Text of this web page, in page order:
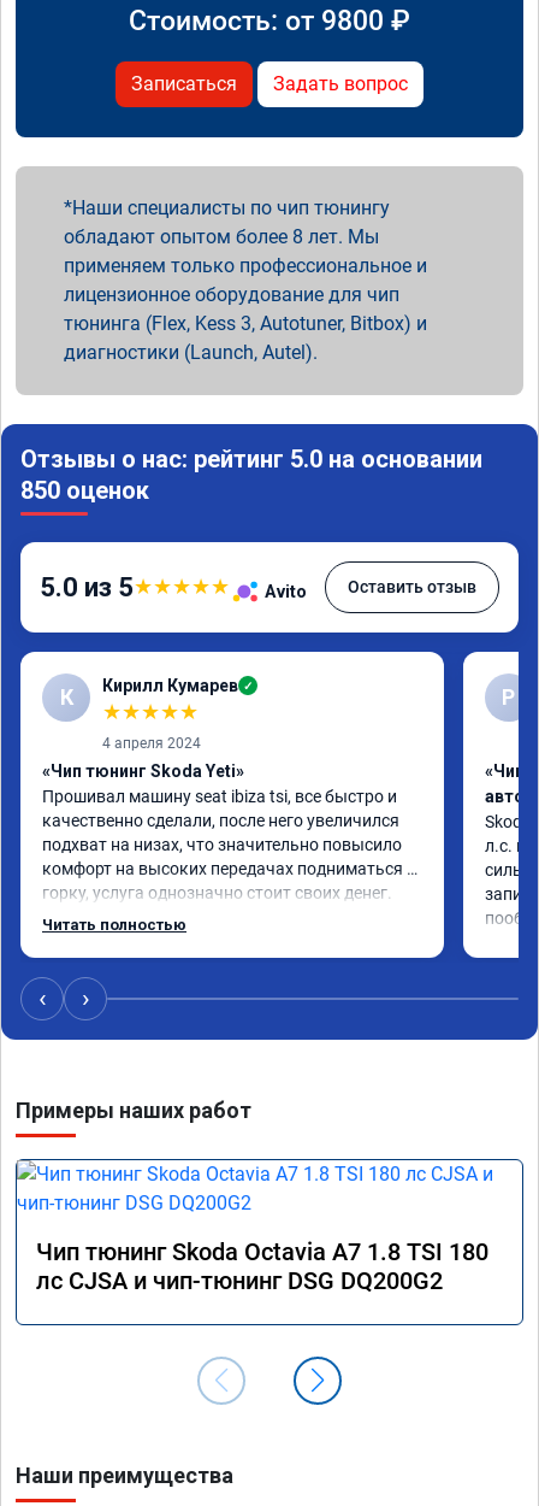
Стоимость: от 9800 ₽
Записаться Задать вопрос
Наши специалисты по чип тюнингу
обладают опытом более 8 лет. Мы
применяем только профессиональное и
лицензионное оборудование для чип
тюнинга (Flex, Kess 3, Autotuner, Bitbox) и
диагностики (Launch, Autel).
Отзывы о нас: рейтинг 5.0 на основании
850 оценок
5.0 из 5★★★★★ Avito Оставить отзыв
К Кирилл Кумарев ✓
★★★★★
4 апреля 2024
«Чип тюнинг Skoda Yeti»
Прошивал машину seat ibiza tsi, все быстро и
качественно сделали, после него увеличился
подхват на низах, что значительно повысило
комфорт на высоких передачах подниматься в
горку, услуга однозначно стоит своих денег.
Читать полностью
Р
«Чип
Skoda
л.с.
‹ ›
Примеры наших работ
Чип тюнинг Skoda Octavia A7 1.8 TSI 180
лс CJSA и чип-тюнинг DSG DQ200G2
Наши преимущества